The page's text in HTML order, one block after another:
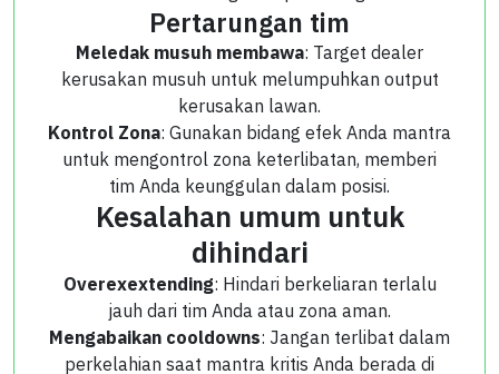
Pertarungan tim
Meledak musuh membawa: Target dealer
kerusakan musuh untuk melumpuhkan output
kerusakan lawan.
Kontrol Zona: Gunakan bidang efek Anda mantra
untuk mengontrol zona keterlibatan, memberi
tim Anda keunggulan dalam posisi.
Kesalahan umum untuk
dihindari
Overexextending: Hindari berkeliaran terlalu
jauh dari tim Anda atau zona aman.
Mengabaikan cooldowns: Jangan terlibat dalam
perkelahian saat mantra kritis Anda berada di